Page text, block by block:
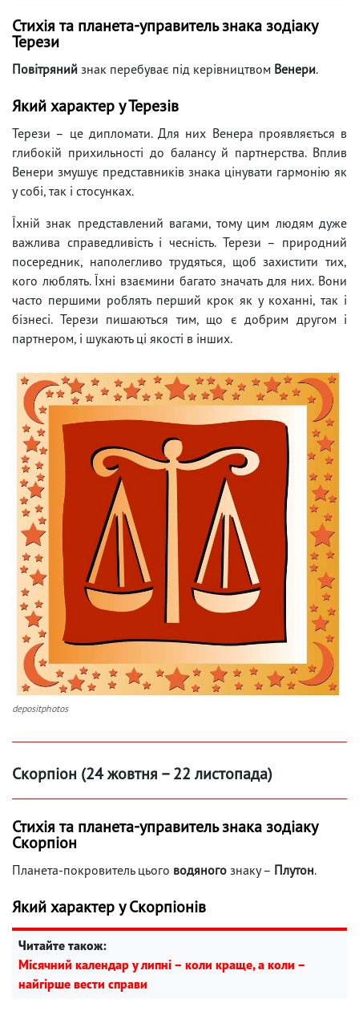
Стихія та планета-управитель знака зодіаку
Терези
Повітряний знак перебуває під керівництвом Венери.
Який характер у Терезів
Терези – це дипломати. Для них Венера проявляється в
глибокій прихильності до балансу й партнерства. Вплив
Венери змушує представників знака цінувати гармонію як
у собі, так і стосунках.
Їхній знак представлений вагами, тому цим людям дуже
важлива справедливість і чесність. Терези – природний
посередник, наполегливо трудяться, щоб захистити тих,
кого люблять. Їхні взаємини багато значать для них. Вони
часто першими роблять перший крок як у коханні, так і
бізнесі. Терези пишаються тим, що є добрим другом і
партнером, і шукають ці якості в інших.
depositphotos
Скорпіон (24 жовтня – 22 листопада)
Стихія та планета-управитель знака зодіаку
Скорпіон
Планета-покровитель цього водяного знаку – Плутон.
Який характер у Скорпіонів
Читайте також:
Місячний календар у липні – коли краще, а коли –
найгірше вести справи